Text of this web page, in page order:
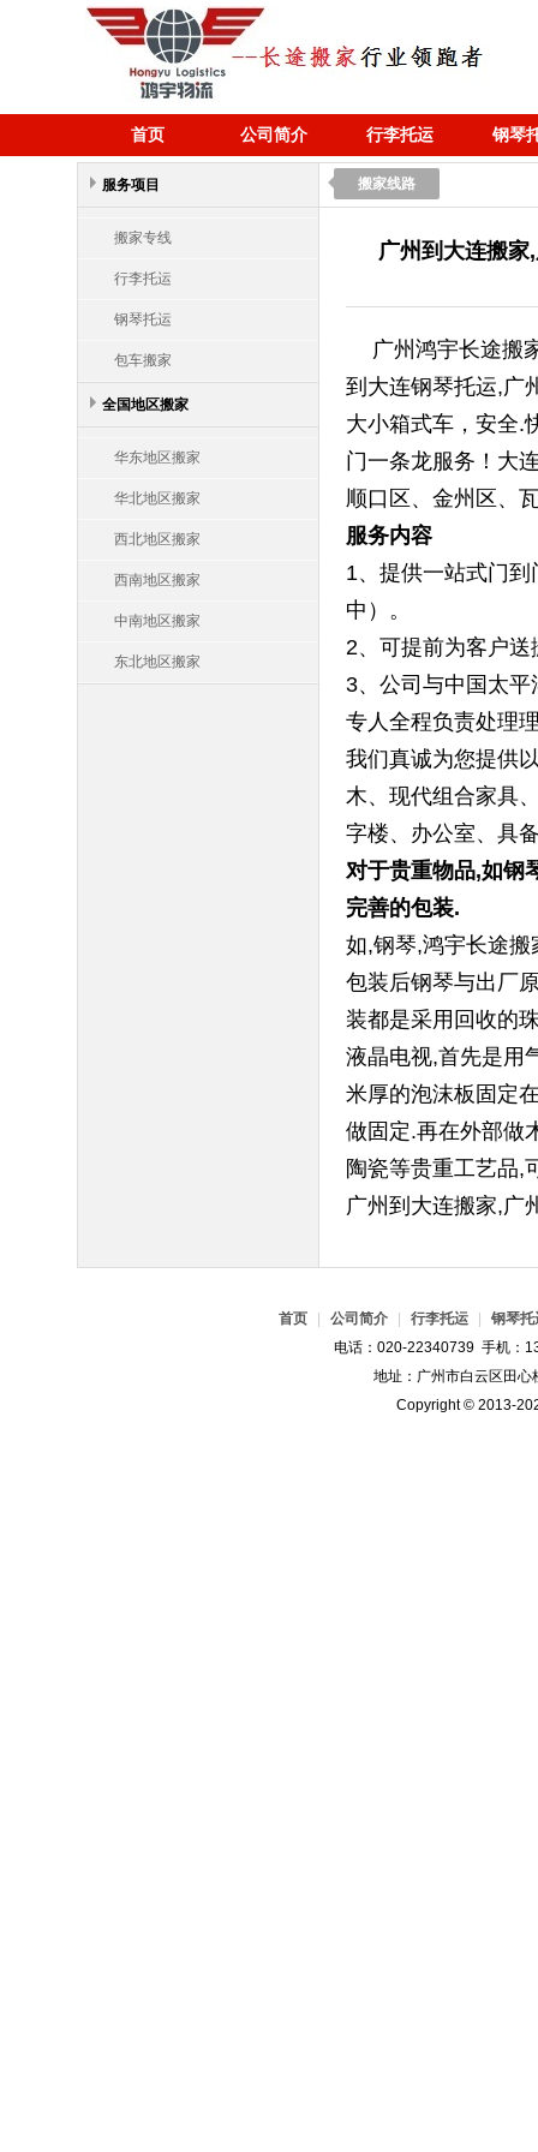
首页 公司简介 行李托运 钢琴
服务项目
搬家专线
行李托运
钢琴托运
包车搬家
全国地区搬家
华东地区搬家
华北地区搬家
西北地区搬家
西南地区搬家
中南地区搬家
东北地区搬家
搬家线路
广州到大连搬家
广州鸿宇长途搬
到大连钢琴托运,广
大小箱式车，安全.
门一条龙服务！大
顺口区、金州区、
服务内容
1、提供一站式门
中）。
2、可提前为客户
3、公司与中国太
专人全程负责处理
我们真诚为您提供
木、现代组合家具
字楼、办公室、具
对于贵重物品,如钢
完善的包装.
如,钢琴,鸿宇长途
包装后钢琴与出厂
装都是采用回收的
液晶电视,首先是用
米厚的泡沫板固定
做固定.再在外部做
陶瓷等贵重工艺品,
广州到大连搬家,广
首页 公司简介 行李托运
钢琴托
电话：020-22340739 手机：
地址：广州市白云区田
Copyright © 2013-